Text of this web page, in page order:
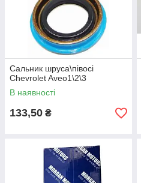
Сальник шруса\півосі
Chevrolet Aveo1\2\3
В наявності
133,50 ₴